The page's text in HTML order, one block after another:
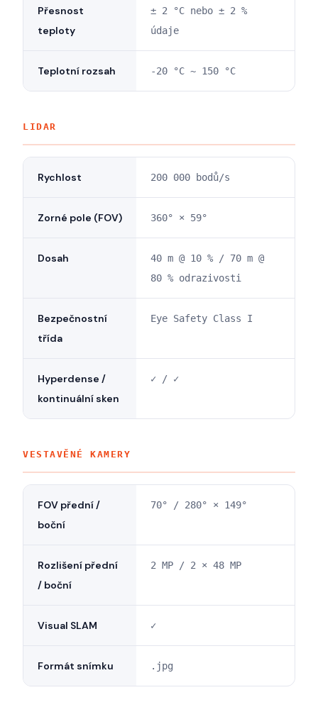
Přesnost
teploty
± 2 °C nebo ± 2 %
údaje
Teplotní rozsah -20 °C ~ 150 °C
LIDAR
Rychlost 200 000 bodů/s
Zorné pole (FOV) 360° × 59°
Dosah
40 m @ 10 % / 70 m @
80 % odrazivosti
Bezpečnostní
třída
Eye Safety Class I
Hyperdense /
kontinuální sken
✓ / ✓
VESTAVĚNÉ KAMERY
FOV přední /
boční
70° / 280° × 149°
Rozlišení přední
/ boční
2 MP / 2 × 48 MP
Visual SLAM ✓
Formát snímku .jpg